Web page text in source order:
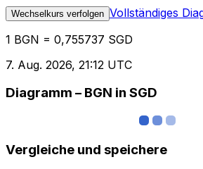
Wechselkurs verfolgen Vollständiges
1 BGN = 0,755737 SGD
7. Aug. 2026, 21:12 UTC
Diagramm – BGN in SGD
Vergleiche und speichere